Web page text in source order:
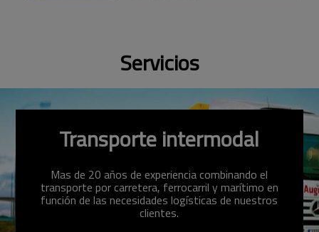
Servicios
Transporte intermodal
Mas de 20 años de experiencia combinando el
transporte por carretera, ferrocarril y marítimo en
función de las necesidades logísticas de nuestros
clientes.